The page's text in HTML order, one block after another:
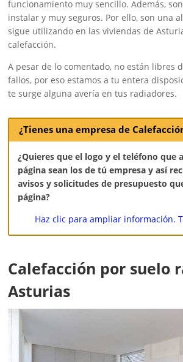
funcionamiento muy sencillo. Además,
instalar y muy seguros. Por ello, son una
sigue utilizando en las viviendas de
calefacción.
A pesar de lo comentado, no están libres
fallos, por eso estamos a tu entera
te surge alguna avería en tus radiadores.
¿Tienes una empresa de
¿Quieres que el logo y el teléfono que
página sean los de tú empresa y así
avisos y solicitudes de presupuesto
página?
Haz clic para ampliar información.
Calefacción por suelo
Asturias